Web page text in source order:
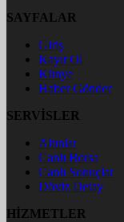
SAYFALAR
Giriş
Kayıt Ol
Künye
Haber Gönder
SERVİSLER
Altınlar
Canlı Borsa
Canlı Sonuçlar
Döviz Detay
HİZMETLER